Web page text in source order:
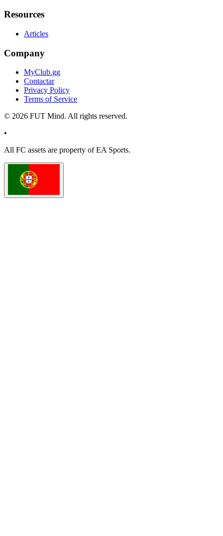
Resources
Articles
Company
MyClub.gg
Contactar
Privacy Policy
Terms of Service
© 2026 FUT Mind. All rights reserved.
•
All FC assets are property of EA Sports.